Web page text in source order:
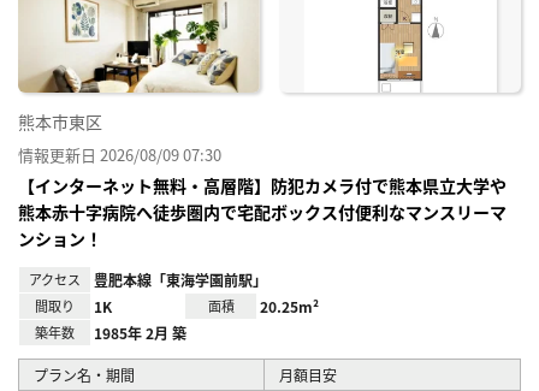
熊本市東区
情報更新日 2026/08/09 07:30
【インターネット無料・高層階】防犯カメラ付で熊本県立大学や
熊本赤十字病院へ徒歩圏内で宅配ボックス付便利なマンスリーマ
ンション！
アクセス 豊肥本線「東海学園前駅」
間取り 1K 面積 20.25m²
築年数 1985年 2月 築
プラン名・期間
月額目安